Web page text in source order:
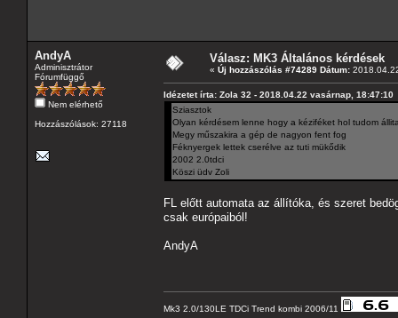
AndyA
Adminisztrátor
Fórumfüggő
Nem elérhető
Hozzászólások: 27118
Válasz: MK3 Általános kérdések
« Új hozzászólás #74289 Dátum:
Idézetet írta: Zola 32 - 2018.04.22 vasárnap, 18:47:10
Sziasztok
Olyan kérdésem lenne hogy a kéziféket hol tudom
Megy műszakira a gép de nagyon fent fog
Féknyergek lettek cserélve az tuti mükődik
2002 2.0tdci
Köszi üdv Zoli
FL előtt automata az állítóka, és szeret
csak európaiból!
AndyA
Mk3 2.0/130LE TDCi Trend kombi 2006/11